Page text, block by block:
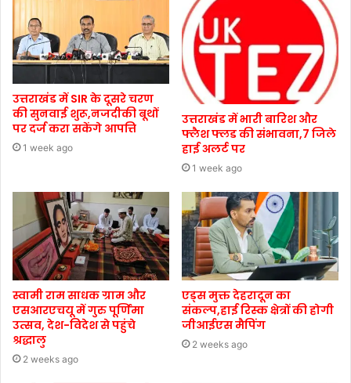
उत्तराखंड में SIR के दूसरे चरण
की सुनवाई शुरू,नजदीकी बूथों
पर दर्ज करा सकेंगे आपत्ति
1 week ago
उत्तराखंड में भारी बारिश और
फ्लैश फ्लड की संभावना,7 जिले
हाई अलर्ट पर
1 week ago
स्वामी राम साधक ग्राम और
एसआरएचयू में गुरु पूर्णिमा
उत्सव, देश-विदेश से पहुंचे
श्रद्धालु
2 weeks ago
एड्स मुक्त देहरादून का
संकल्प,हाई रिस्क क्षेत्रों की होगी
जीआईएस मैपिंग
2 weeks ago